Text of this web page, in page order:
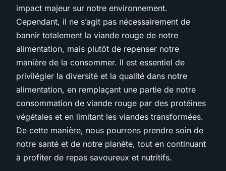
impact majeur sur notre environnement.
Cependant, il ne s’agit pas nécessairement de
bannir totalement la viande rouge de notre
alimentation, mais plutôt de repenser notre
manière de la consommer. Il est essentiel de
privilégier la diversité et la qualité dans notre
alimentation, en remplaçant une partie de notre
consommation de viande rouge par des protéines
végétales et en limitant les viandes transformées.
De cette manière, nous pourrons prendre soin de
notre santé et de notre planète, tout en continuant
à profiter de repas savoureux et nutritifs.